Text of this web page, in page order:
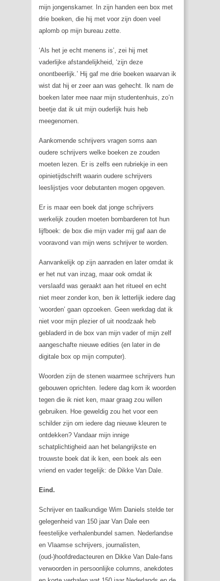
mijn jongenskamer. In zijn handen een box met
drie boeken, die hij met voor zijn doen veel
aplomb op mijn bureau zette.
‘Als het je echt menens is’, zei hij met
vaderlijke afstandelijkheid, ‘zijn deze
onontbeerlijk.’ Hij gaf me drie boeken waarvan ik
wist dat hij er zeer aan was gehecht. Ik nam de
boeken later mee naar mijn studentenhuis, zo’n
beetje dat ik uit mijn ouderlijk huis heb
meegenomen.
Aankomende schrijvers vragen soms aan
oudere schrijvers welke boeken ze zouden
moeten lezen. Er is zelfs een rubriekje in een
opinietijdschrift waarin oudere schrijvers
leeslijstjes voor debutanten mogen opgeven.
Er is maar een boek dat jonge schrijvers
werkelijk zouden moeten bombarderen tot hun
lijfboek: de box die mijn vader mij gaf aan de
vooravond van mijn wens schrijver te worden.
Aanvankelijk op zijn aanraden en later omdat ik
er het nut van inzag, maar ook omdat ik
verslaafd was geraakt aan het ritueel en echt
niet meer zonder kon, ben ik letterlijk iedere dag
‘woorden’ gaan opzoeken. Geen werkdag dat ik
niet voor mijn plezier of uit noodzaak heb
gebladerd in de box van mijn vader of mijn zelf
aangeschafte nieuwe edities (en later in de
digitale box op mijn computer).
Woorden zijn de stenen waarmee schrijvers hun
gebouwen oprichten. Iedere dag kom ik woorden
tegen die ik niet ken, maar graag zou willen
gebruiken. Hoe geweldig zou het voor een
schilder zijn om iedere dag nieuwe kleuren te
ontdekken? Vandaar mijn innige
schatplichtigheid aan het belangrijkste en
trouwste boek dat ik ken, een boek als een
vriend en vader tegelijk: de Dikke Van Dale.
Eind.
Schrijver en taalkundige Wim Daniels stelde ter
gelegenheid van 150 jaar Van Dale een
feestelijke verhalenbundel samen. Nederlandse
en Vlaamse schrijvers, journalisten,
(oud-)hoofdredacteuren en Dikke Van Dale-fans
verwoorden in persoonlijke columns, anekdotes